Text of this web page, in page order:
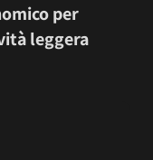
per
leggera